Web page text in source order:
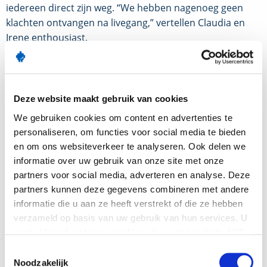
Deze website maakt gebruik van cookies
We gebruiken cookies om content en advertenties te
personaliseren, om functies voor social media te bieden
en om ons websiteverkeer te analyseren. Ook delen we
informatie over uw gebruik van onze site met onze
partners voor social media, adverteren en analyse. Deze
partners kunnen deze gegevens combineren met andere
informatie die u aan ze heeft verstrekt of die ze hebben
verzameld op basis van uw gebruik van hun services. U
Noodzakelijk
iedereen direct zijn weg. “We hebben nagenoeg geen
klachten ontvangen na livegang,” vertellen Claudia en
Irene enthousiast.
De ervaringen van de ouders en verzorgers zijn
overwegend positief. “Zij vinden het handig dat alle
communicatie in één omgeving plaatsvindt en dus
makkelijker terug te vinden is. Een onafhankelijke peiling
van de ouderraad uit december 2025 bevestigde dit
succes: maar liefst 92% is zeer tevreden over Somtoday
als centraal communicatiekanaal,” vertelt Irene.
Die hoge tevredenheid is ook op de werkvloer merkbaar.